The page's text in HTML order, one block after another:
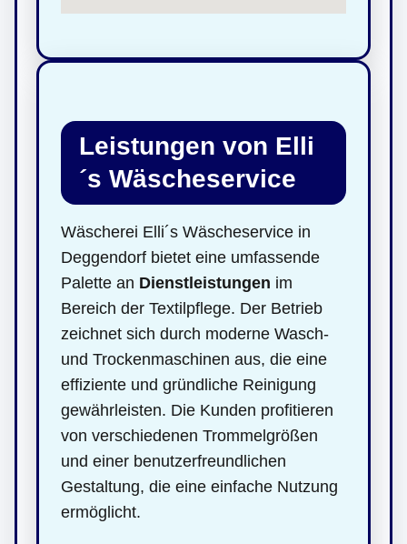
Leistungen von Elli
´s Wäscheservice
Wäscherei Elli´s Wäscheservice in
Deggendorf bietet eine umfassende
Palette an Dienstleistungen im
Bereich der Textilpflege. Der Betrieb
zeichnet sich durch moderne Wasch-
und Trockenmaschinen aus, die eine
effiziente und gründliche Reinigung
gewährleisten. Die Kunden profitieren
von verschiedenen Trommelgrößen
und einer benutzerfreundlichen
Gestaltung, die eine einfache Nutzung
ermöglicht.